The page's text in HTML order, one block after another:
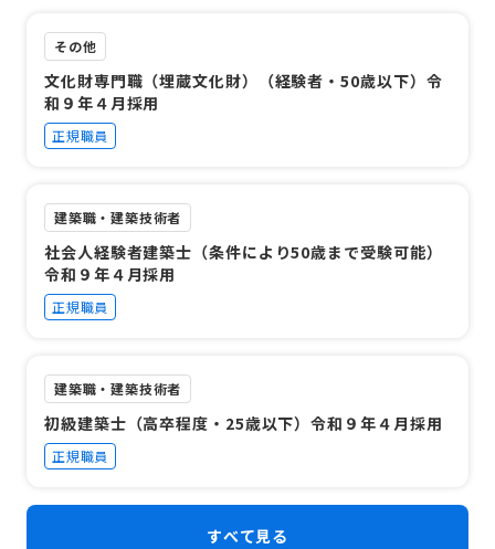
その他
文化財専門職（埋蔵文化財）（経験者・50歳以下）令
和９年４月採用
正規職員
建築職・建築技術者
社会人経験者建築士（条件により50歳まで受験可能）
令和９年４月採用
正規職員
建築職・建築技術者
初級建築士（高卒程度・25歳以下）令和９年４月採用
正規職員
すべて見る